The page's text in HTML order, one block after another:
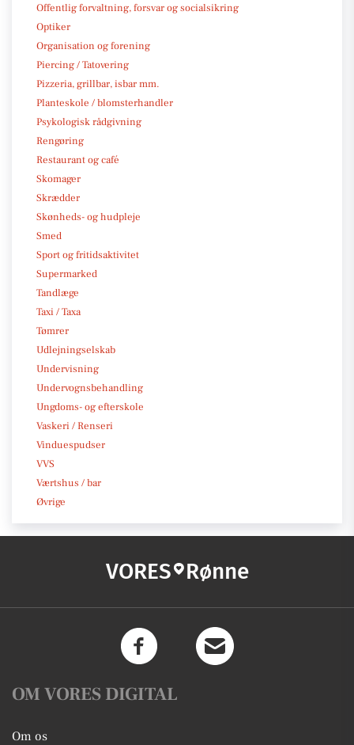
Offentlig forvaltning, forsvar og socialsikring
Optiker
Organisation og forening
Piercing / Tatovering
Pizzeria, grillbar, isbar mm.
Planteskole / blomsterhandler
Psykologisk rådgivning
Rengøring
Restaurant og café
Skomager
Skrædder
Skønheds- og hudpleje
Smed
Sport og fritidsaktivitet
Supermarked
Tandlæge
Taxi / Taxa
Tømrer
Udlejningselskab
Undervisning
Undervognsbehandling
Ungdoms- og efterskole
Vaskeri / Renseri
Vinduespudser
VVS
Værtshus / bar
Øvrige
VORES Rønne
OM VORES DIGITAL
Om os